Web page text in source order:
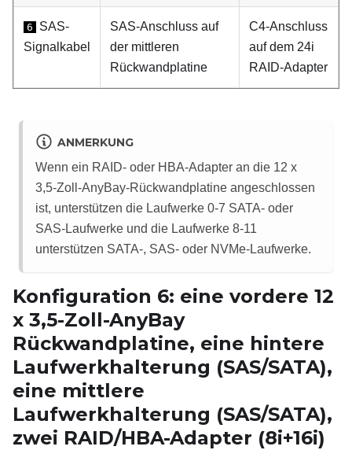
6
SAS-
Signalkabel
SAS-Anschluss auf
der mittleren
Rückwandplatine
C4-Anschluss
auf dem 24i
RAID-Adapter
ANMERKUNG
Wenn ein RAID- oder HBA-Adapter an die 12 x
3,5-Zoll-AnyBay-Rückwandplatine angeschlossen
ist, unterstützen die Laufwerke 0-7 SATA- oder
SAS-Laufwerke und die Laufwerke 8-11
unterstützen SATA-, SAS- oder NVMe-Laufwerke.
Konfiguration 6: eine vordere 12
x 3,5-Zoll-AnyBay
Rückwandplatine, eine hintere
Laufwerkhalterung (SAS/SATA),
eine mittlere
Laufwerkhalterung (SAS/SATA),
zwei RAID/HBA-Adapter (8i+16i)